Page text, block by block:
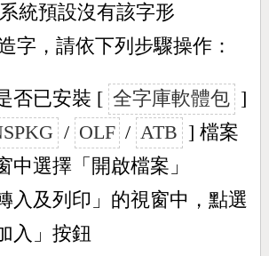
統預設沒有該字形
字，請依下列步驟操作：
否已安裝 [ 全字庫軟體包 ]
/ OLF / ATB ] 檔案
中選擇「開啟檔案」
入及列印」的視窗中，點選
入」按鈕